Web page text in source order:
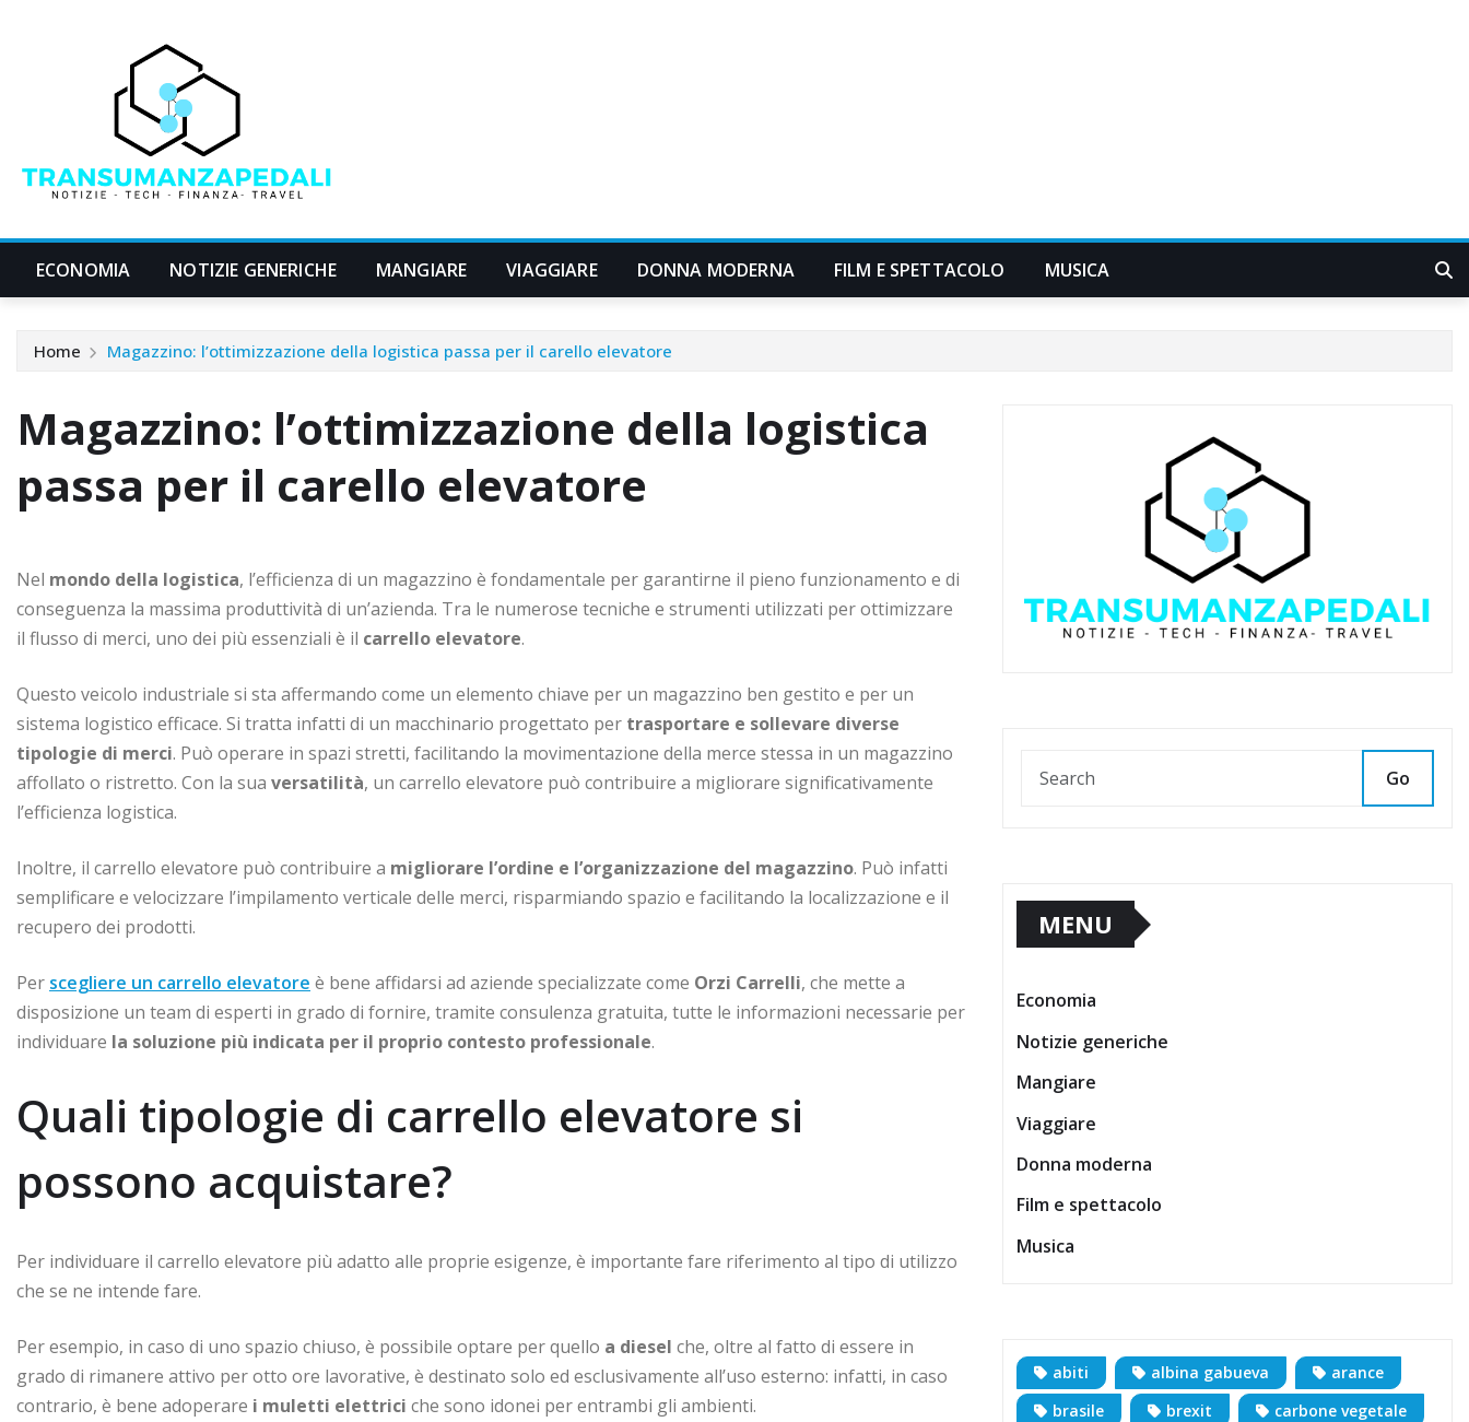
ECONOMIA NOTIZIE GENERICHE MANGIARE VIAGGIARE DONNA MODERNA FILM E SPETTACOLO MUSICA
Home Magazzino: l’ottimizzazione della logistica passa per il carello elevatore
Magazzino: l’ottimizzazione della logistica
passa per il carello elevatore
Nel mondo della logistica, l’efficienza di un magazzino è fondamentale per garantirne il pieno funzionamento e di
conseguenza la massima produttività di un’azienda. Tra le numerose tecniche e strumenti utilizzati per ottimizzare
il flusso di merci, uno dei più essenziali è il carrello elevatore.
Questo veicolo industriale si sta affermando come un elemento chiave per un magazzino ben gestito e per un
sistema logistico efficace. Si tratta infatti di un macchinario progettato per trasportare e sollevare diverse
tipologie di merci. Può operare in spazi stretti, facilitando la movimentazione della merce stessa in un magazzino
affollato o ristretto. Con la sua versatilità, un carrello elevatore può contribuire a migliorare significativamente
l’efficienza logistica.
Inoltre, il carrello elevatore può contribuire a migliorare l’ordine e l’organizzazione del magazzino. Può infatti
semplificare e velocizzare l’impilamento verticale delle merci, risparmiando spazio e facilitando la localizzazione e il
recupero dei prodotti.
Per scegliere un carrello elevatore è bene affidarsi ad aziende specializzate come Orzi Carrelli, che mette a
disposizione un team di esperti in grado di fornire, tramite consulenza gratuita, tutte le informazioni necessarie per
individuare la soluzione più indicata per il proprio contesto professionale.
Quali tipologie di carrello elevatore si
possono acquistare?
Per individuare il carrello elevatore più adatto alle proprie esigenze, è importante fare riferimento al tipo di utilizzo
che se ne intende fare.
Per esempio, in caso di uno spazio chiuso, è possibile optare per quello a diesel che, oltre al fatto di essere in
grado di rimanere attivo per otto ore lavorative, è destinato solo ed esclusivamente all’uso esterno: infatti, in caso
contrario, è bene adoperare i muletti elettrici che sono idonei per entrambi gli ambienti.
Go
MENU
Economia
Notizie generiche
Mangiare
Viaggiare
Donna moderna
Film e spettacolo
Musica
abiti albina gabueva
arance
brasile
brexit
carbone vegetale